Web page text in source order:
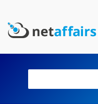
Managed VPS
Cluster hosting